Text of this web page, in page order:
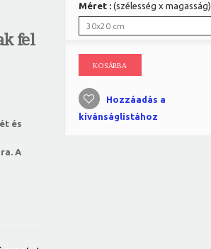
fel
és
A
Méret : (szélesség x magasság)
30x20 cm
KOSÁRBA
Hozzáadás a
kívánságlistához